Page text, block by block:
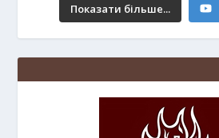
Показати більше...